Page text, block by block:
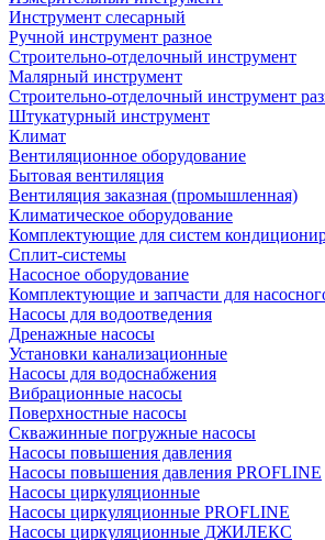
Инструмент слесарный
Ручной инструмент разное
Строительно-отделочный инструмент
Малярный инструмент
Строительно-отделочный инструмент
Штукатурный инструмент
Климат
Вентиляционное оборудование
Бытовая вентиляция
Вентиляция заказная (промышленная)
Климатическое оборудование
Комплектующие для систем
Сплит-системы
Насосное оборудование
Комплектующие и запчасти для
Насосы для водоотведения
Дренажные насосы
Установки канализационные
Насосы для водоснабжения
Вибрационные насосы
Поверхностные насосы
Скважинные погружные насосы
Насосы повышения давления
Насосы повышения давления PROFLINE
Насосы циркуляционные
Насосы циркуляционные PROFLINE
Насосы циркуляционные ДЖИЛЕКС